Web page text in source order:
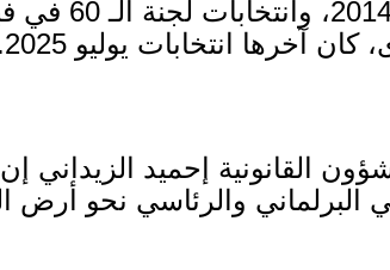
، وانتخابات لجنة الـ 60 في
كان آخرها انتخابات يوليو 2025.
القانونية إحميد
البرلماني والرئاسي نحو